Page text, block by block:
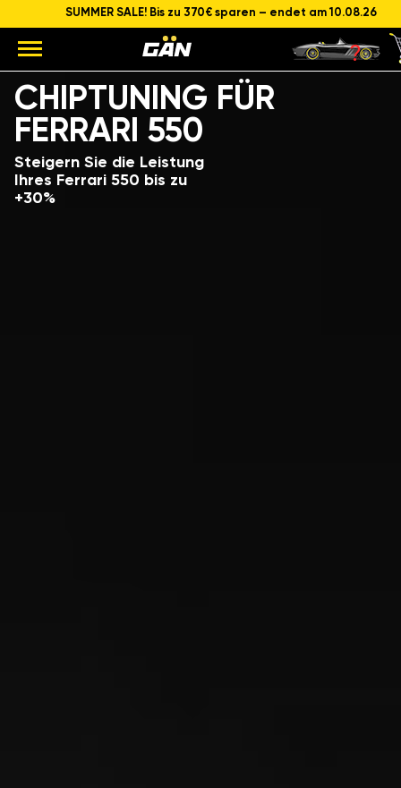
SUMMER SALE! Bis zu 370€ sparen – endet am 10.08.26
CHIPTUNING FÜR
FERRARI 550
Steigern Sie die Leistung
Ihres Ferrari 550 bis zu
+30%
Modell
Hubraum und Leistung des Motors